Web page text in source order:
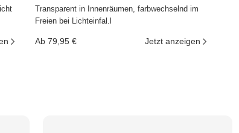
Transparent in Innenräumen, farbwechselnd im
Freien bei Lichteinfal.l
Ab 79,95 € Jetzt anzeigen